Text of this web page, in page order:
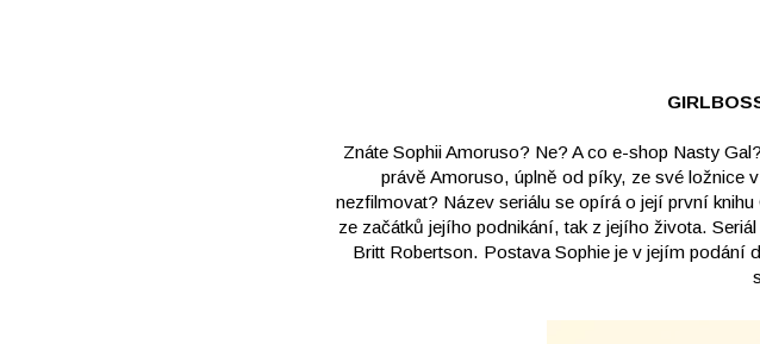
Znáte Sophii Amoruso? Ne? A co e-shop Nasty
právě Amoruso, úplně od píky, ze své ložnice
nezfilmovat? Název seriálu se opírá o její první
ze začátků jejího podnikání, tak z jejího života.
Britt Robertson. Postava Sophie je v jejím podání